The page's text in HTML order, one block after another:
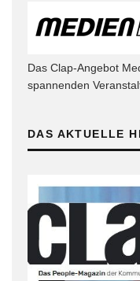
Das Clap-Angebot
spannenden
DAS AKTUELLE